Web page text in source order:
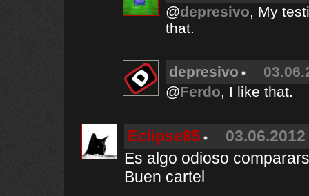
@depresivo, My
that.
depresivo
@Ferdo, I like that.
Eclipse85
Es algo odioso
Buen cartel